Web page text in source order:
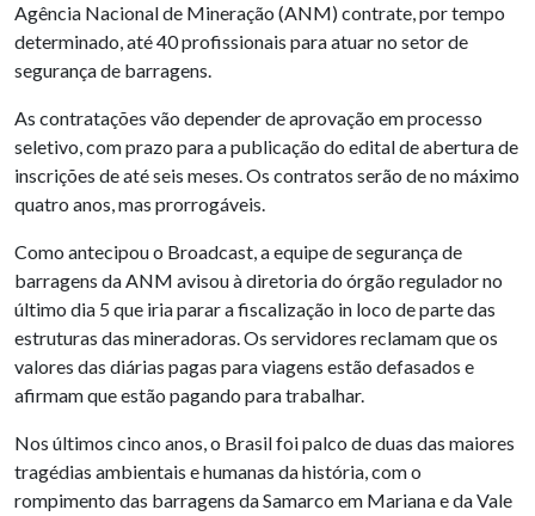
Agência Nacional de Mineração (ANM) contrate, por tempo
determinado, até 40 profissionais para atuar no setor de
segurança de barragens.
As contratações vão depender de aprovação em processo
seletivo, com prazo para a publicação do edital de abertura de
inscrições de até seis meses. Os contratos serão de no máximo
quatro anos, mas prorrogáveis.
Como antecipou o Broadcast, a equipe de segurança de
barragens da ANM avisou à diretoria do órgão regulador no
último dia 5 que iria parar a fiscalização in loco de parte das
estruturas das mineradoras. Os servidores reclamam que os
valores das diárias pagas para viagens estão defasados e
afirmam que estão pagando para trabalhar.
Nos últimos cinco anos, o Brasil foi palco de duas das maiores
tragédias ambientais e humanas da história, com o
rompimento das barragens da Samarco em Mariana e da Vale